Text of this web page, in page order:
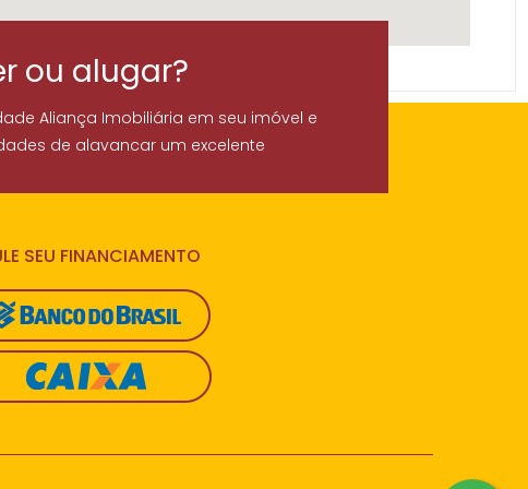
ou alugar?
Aliança Imobiliária em seu imóvel e
de alavancar um excelente
SEU FINANCIAMENTO